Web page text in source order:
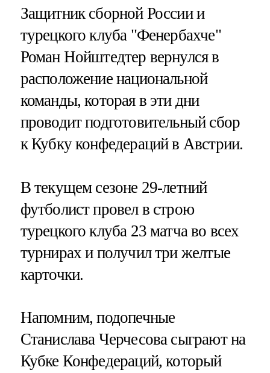
Защитник сборной России и
турецкого клуба "Фенербахче"
Роман Нойштедтер вернулся в
расположение национальной
команды, которая в эти дни
проводит подготовительный сбор
к Кубку конфедераций в Австрии.
В текущем сезоне 29-летний
футболист провел в строю
турецкого клуба 23 матча во всех
турнирах и получил три желтые
карточки.
Напомним, подопечные
Станислава Черчесова сыграют на
Кубке Конфедераций, который